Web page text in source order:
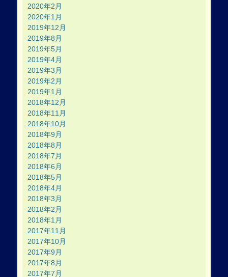
2020年2月
2020年1月
2019年12月
2019年8月
2019年5月
2019年4月
2019年3月
2019年2月
2019年1月
2018年12月
2018年11月
2018年10月
2018年9月
2018年8月
2018年7月
2018年6月
2018年5月
2018年4月
2018年3月
2018年2月
2018年1月
2017年11月
2017年10月
2017年9月
2017年8月
2017年7月